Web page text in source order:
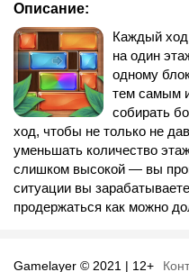
Описание:
Каждый ход
на один
одному
тем самым
собирать
ход, чтобы не только не
уменьшать количество
слишком высокой — вы
ситуации вы
продержаться как можно
Gamelayer © 2021 | 12+